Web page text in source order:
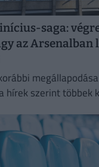
saga:
az
hírek szerint többek